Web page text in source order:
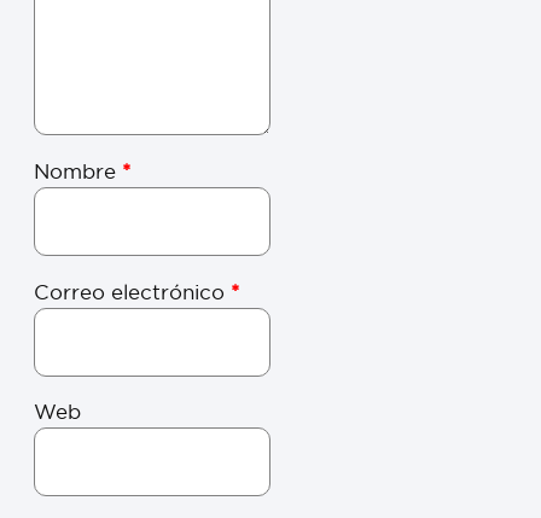
Nombre *
Correo electrónico *
Web